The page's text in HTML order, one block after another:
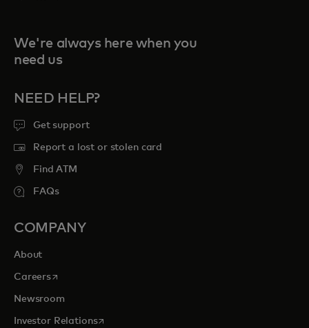
We're always here when you
need us
NEED HELP?
Get support
Report a lost or stolen card
Find ATM
FAQs
COMPANY
About
Careersopens in a new tab
Newsroom
Investor Relationsopens in a new tab